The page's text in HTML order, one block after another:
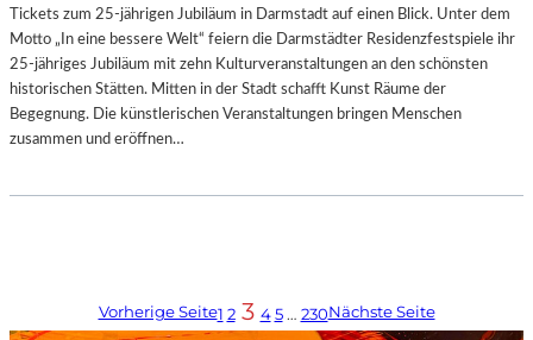
Tickets zum 25-jährigen Jubiläum in Darmstadt auf einen Blick. Unter dem
Motto „In eine bessere Welt“ feiern die Darmstädter Residenzfestspiele ihr
25-jähriges Jubiläum mit zehn Kulturveranstaltungen an den schönsten
historischen Stätten. Mitten in der Stadt schafft Kunst Räume der
Begegnung. Die künstlerischen Veranstaltungen bringen Menschen
zusammen und eröffnen…
Vorherige Seite1 2 3 4 5 … 230Nächste Seite